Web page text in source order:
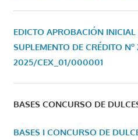
EDICTO APROBACIÓN INICIAL
SUPLEMENTO DE CRÉDITO
2025/CEX_01/000001
BASES CONCURSO DE
BASES I CONCURSO DE